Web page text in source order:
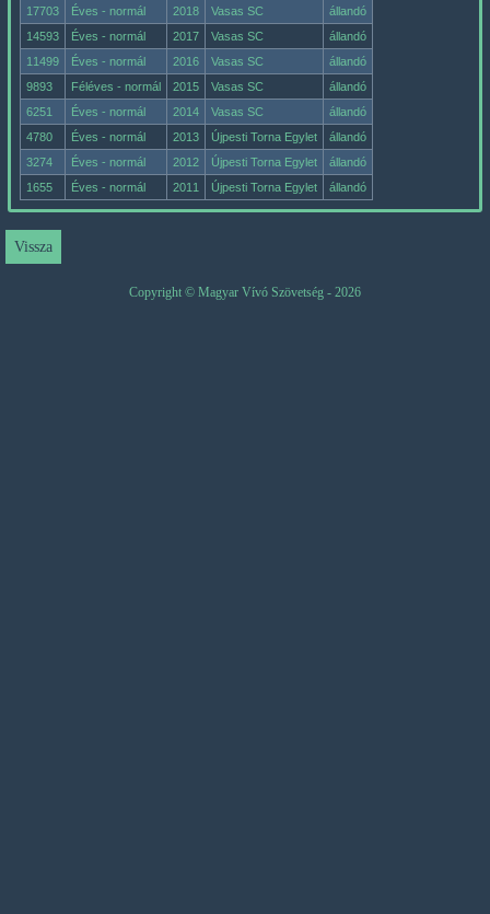
17703
Éves - normál 2018 Vasas SC
állandó
14593
Éves - normál 2017 Vasas SC
állandó
11499
Éves - normál 2016 Vasas SC
állandó
9893
Féléves - normál 2015 Vasas SC
állandó
6251
Éves - normál 2014 Vasas SC
állandó
4780
Éves - normál 2013 Újpesti Torna Egylet
állandó
3274
Éves - normál 2012 Újpesti Torna Egylet
állandó
1655
Éves - normál 2011 Újpesti Torna Egylet állandó
Copyright © Magyar Vívó Szövetség - 2026